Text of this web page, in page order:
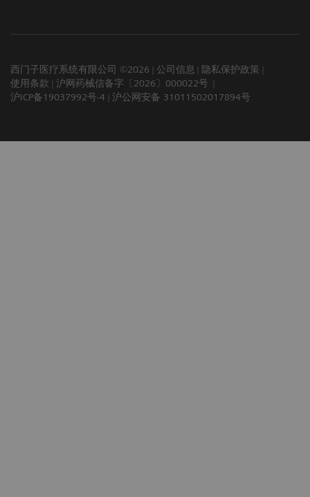
西门子医疗系统有限公司 ©2026 公司信息
隐私保护政策
使用条款
沪网药械信备字〔2026〕000022号
沪ICP备19037992号-4
沪公网安备 31011502017894号